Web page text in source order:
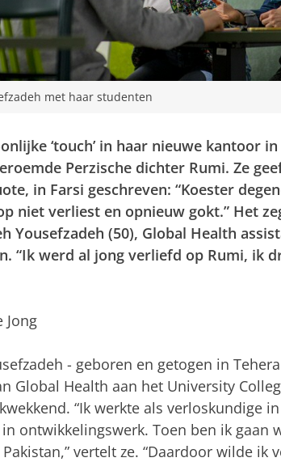
met haar studenten
‘touch’ in haar nieuwe kantoor
Perzische dichter Rumi. Ze
in Farsi geschreven: “Koester
niet verliest en opnieuw gokt.” Het
Yousefzadeh (50), Global Health
“Ik werd al jong verliefd op Rumi, ik
Jong
- geboren en getogen in
Global Health aan het University
“Ik werkte als verloskundige
ontwikkelingswerk. Toen ben ik gaan
vertelt ze. “Daardoor wilde ik